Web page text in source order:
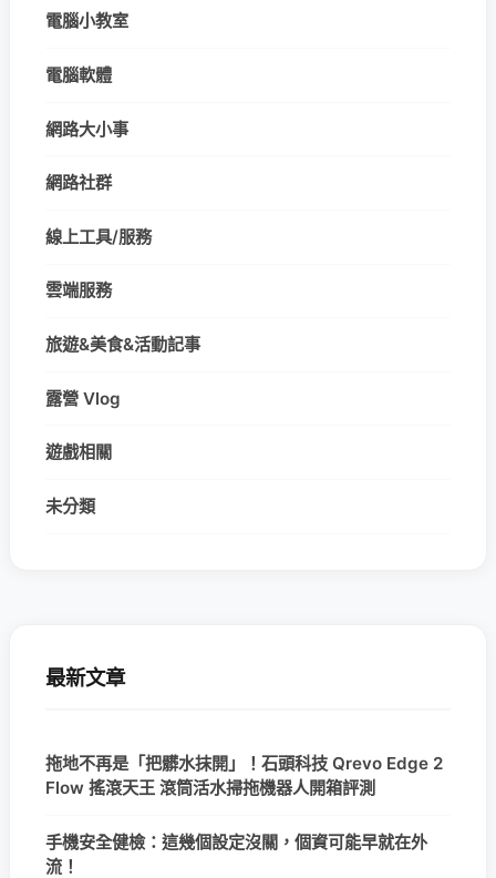
電腦小教室
電腦軟體
網路大小事
網路社群
線上工具/服務
雲端服務
旅遊&美食&活動記事
露營 Vlog
遊戲相關
未分類
最新文章
拖地不再是「把髒水抹開」！石頭科技 Qrevo Edge 2
Flow 搖滾天王 滾筒活水掃拖機器人開箱評測
手機安全健檢：這幾個設定沒關，個資可能早就在外
流！